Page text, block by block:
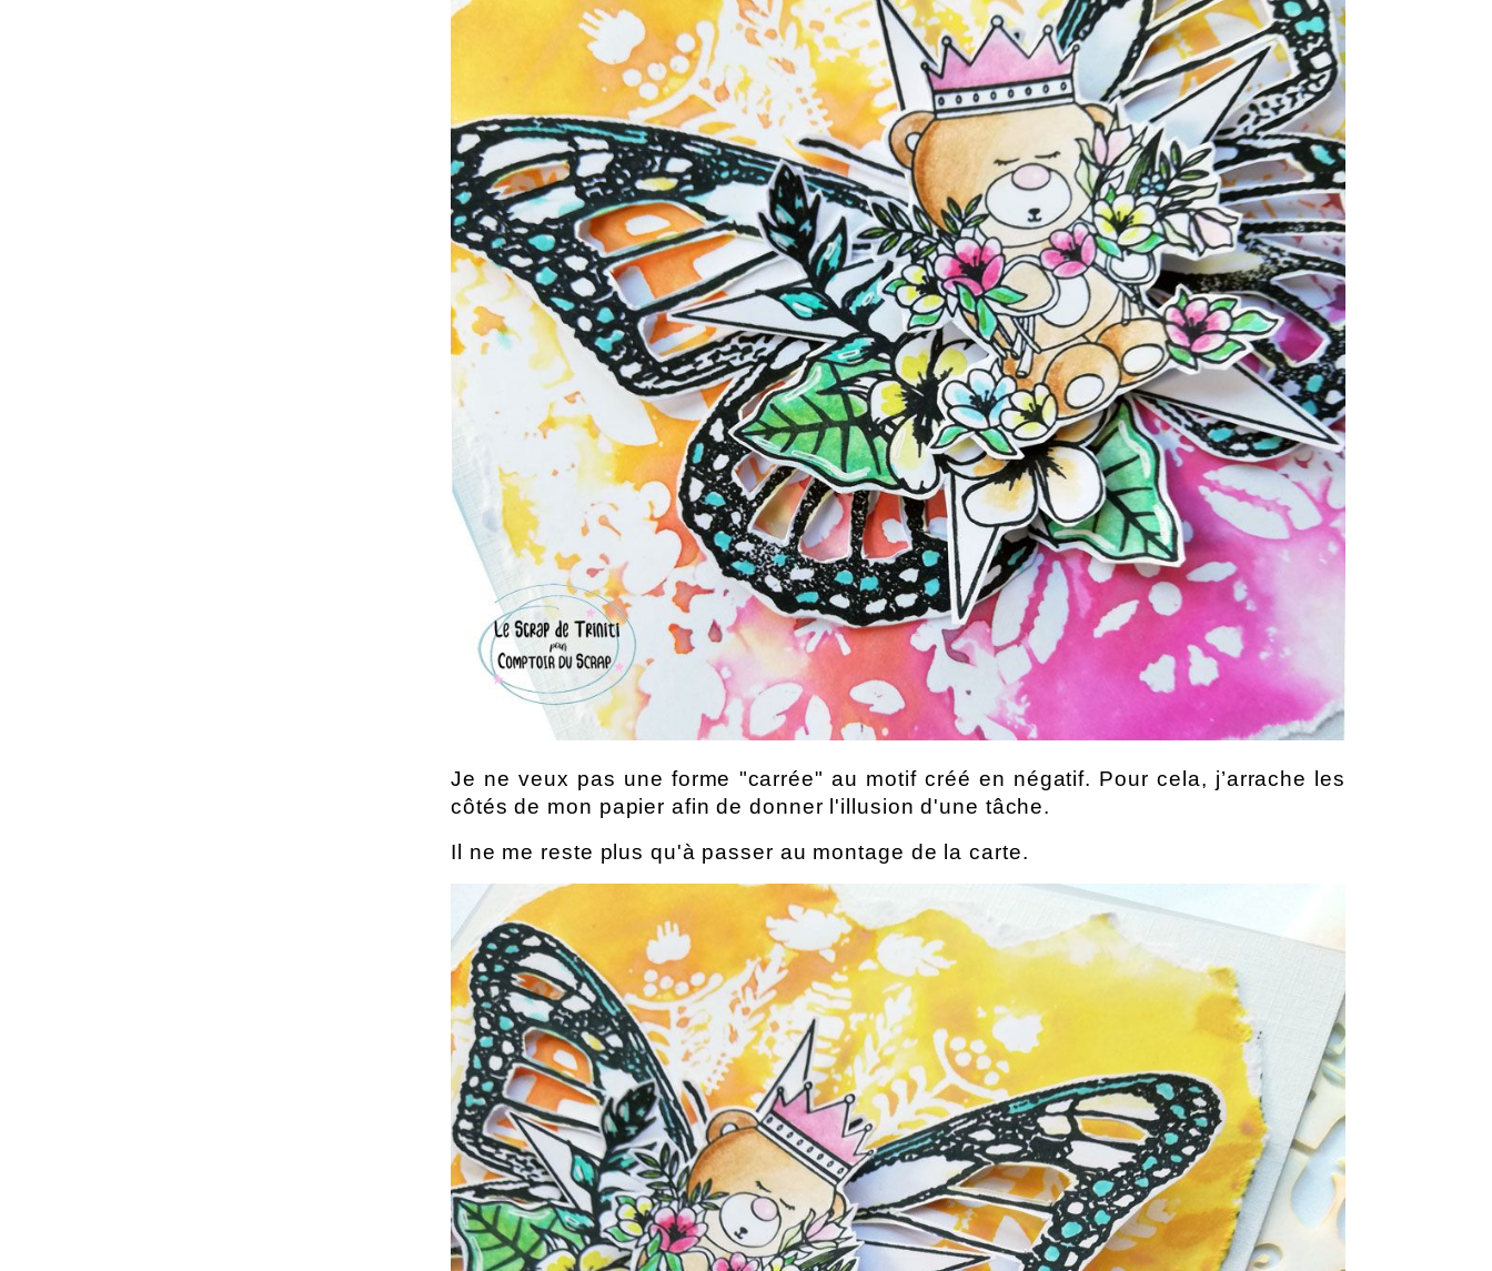
Je ne veux pas une forme "carrée" au motif créé en négatif. Pour cela, j’arrache les
côtés de mon papier afin de donner l'illusion d'une tâche.
Il ne me reste plus qu'à passer au montage de la carte.